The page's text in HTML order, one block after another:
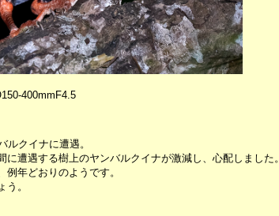
400mmF4.5
ルクイナに遭遇。
遭遇する樹上のヤンバルクイナが激減し、心配しました。
年どおりのようです。
。